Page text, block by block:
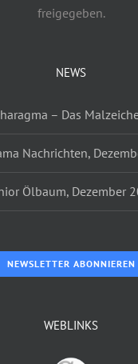
freigegeben.
NEWS
– Das
Nachrichten,
Ölbaum, Dezember
NEWSLETTER ABONNIEREN
WEBLINKS